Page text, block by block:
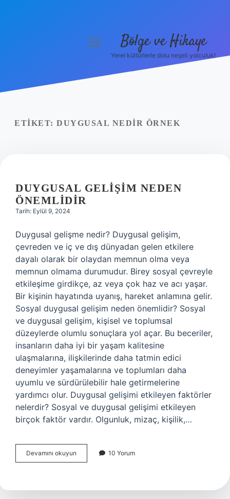
Yasal Uyarı
menüyü
Bölge ve Hikaye
Yerel kültürlerle dolu neşeli yolculuk!
ETIKET: DUYGUSAL NEDIR ÖRNEK
DUYGUSAL GELIŞIM NEDEN
ÖNEMLIDIR
Tarih: Eylül 9, 2024
Duygusal gelişme nedir? Duygusal gelişim,
çevreden ve iç ve dış dünyadan gelen etkilere
dayalı olarak bir olaydan memnun olma veya
memnun olmama durumudur. Birey sosyal çevreyle
etkileşime girdikçe, az veya çok haz ve acı yaşar.
Bir kişinin hayatında uyanış, hareket anlamına gelir.
Sosyal duygusal gelişim neden önemlidir? Sosyal
ve duygusal gelişim, kişisel ve toplumsal
düzeylerde olumlu sonuçlara yol açar. Bu beceriler,
insanların daha iyi bir yaşam kalitesine
ulaşmalarına, ilişkilerinde daha tatmin edici
deneyimler yaşamalarına ve toplumları daha
uyumlu ve sürdürülebilir hale getirmelerine
yardımcı olur. Duygusal gelişimi etkileyen faktörler
nelerdir? Sosyal ve duygusal gelişimi etkileyen
birçok faktör vardır. Olgunluk, mizaç, kişilik,…
Devamını okuyun Duygusal
Gelişim
10 Yorum